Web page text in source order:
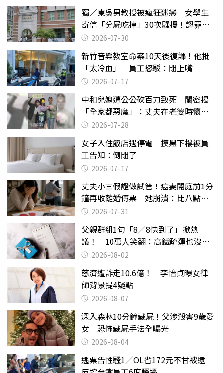
獨／東吳男教授被瘋狂迷戀 女學生
寄信「分屍吃掉」30次騷擾！認罪免
關 2026-07-30
新竹音樂教室命案10天後復課！他批
「太冷血」 員工怒駁：閉上嘴
2026-07-17
中和兒媳遭公公砍百刀致死 閨密揭
「全家都惡魔」：丈夫在老婆時懷孕
摔東西
2026-07-28
女子入住飯店遇停電 摸黑下樓被員
工告知：倒閉了
2026-07-17
丈夫小三假證做試管！癌妻開庭前1分
鐘再收離婚傳票 她崩潰：比八點檔
還扯2026-07-31
父親群組1句「8／8快到了」掀熱
議！ 10萬人笑翻：高鐵疏運也沒列
父親節
2026-08-02
慈濟遭詐走10.6億！ 李怡貞曝女律
師背景提4疑點
2026-08-07
深入森林10分鐘藏屍！父涉殺害9歲愛
女 恐怖藏屍手法全曝光
2026-08-04
逃票告性騷1／OL省172元不甘被逮